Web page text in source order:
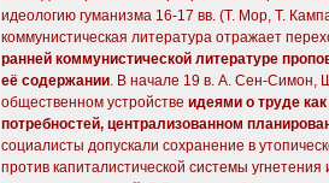
идеологию гуманизма 16-17 вв. (Т. Мор, Т.
коммунистическая литература отражает
ранней коммунистической литературе
её содержании. В начале 19 в. А. Сен-Симон,
общественном устройстве идеями о труде
потребностей, централизованном
социалисты допускали сохранение в
против капиталистической системы